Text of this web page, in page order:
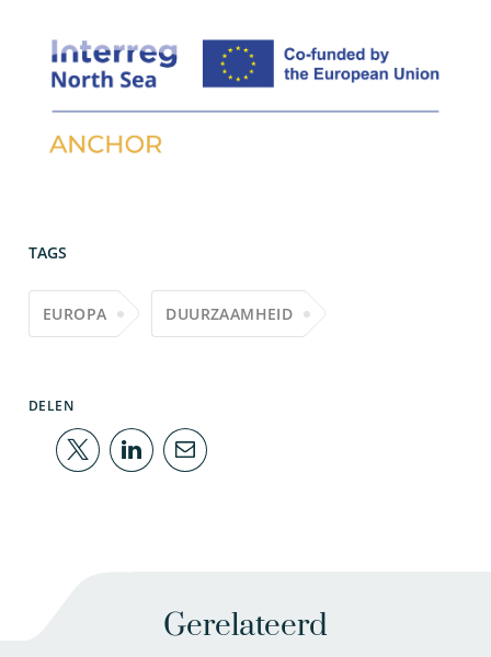
TAGS
EUROPA DUURZAAMHEID
DELEN
Gerelateerd